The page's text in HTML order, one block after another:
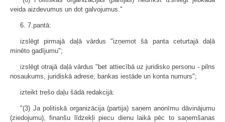
veida aizdevumus un dot galvojumus."
6. 7.pantā:
izslēgt pirmajā daļā vārdus "izņemot šā panta ceturtajā daļā
minēto gadījumu";
izslēgt otrajā daļā vārdus "bet attiecībā uz juridisko personu - pilns
nosaukums, juridiskā adrese, bankas iestāde un konta numurs";
izteikt trešo daļu šādā redakcijā:
"(3) Ja politiskā organizācija (partija) saņem anonīmu dāvinājumu
(ziedojumu), finanšu līdzekļi piecu dienu laikā pēc to saņemšanas